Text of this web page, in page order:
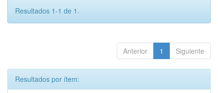
Resultados 1-1 de 1.
Anterior 1 Siguiente
Resultados por ítem: